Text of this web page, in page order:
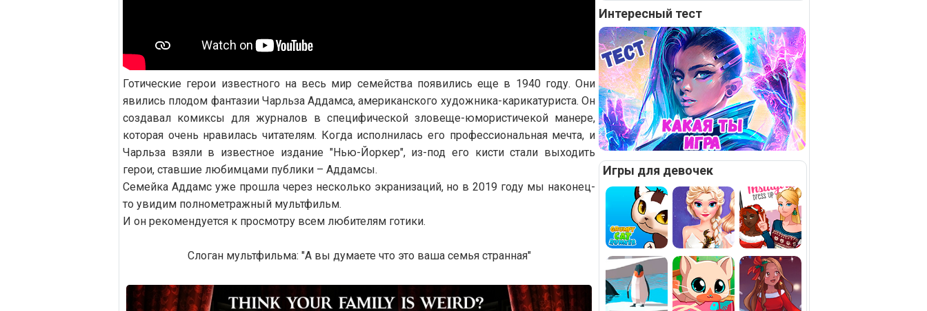
Готические герои известного на весь мир семейства появились еще в 1940 году. Они
явились плодом фантазии Чарльза Аддамса, американского художника-карикатуриста. Он
создавал комиксы для журналов в специфической зловеще-юмористичекой манере,
которая очень нравилась читателям. Когда исполнилась его профессиональная мечта, и
Чарльза взяли в известное издание "Нью-Йоркер", из-под его кисти стали выходить
герои, ставшие любимцами публики – Аддамсы.
Семейка Аддамс уже прошла через несколько экранизаций, но в 2019 году мы наконец-
то увидим полнометражный мультфильм.
И он рекомендуется к просмотру всем любителям готики.
Слоган мультфильма: "А вы думаете что это ваша семья странная"
Интересный тест
Игры для девочек